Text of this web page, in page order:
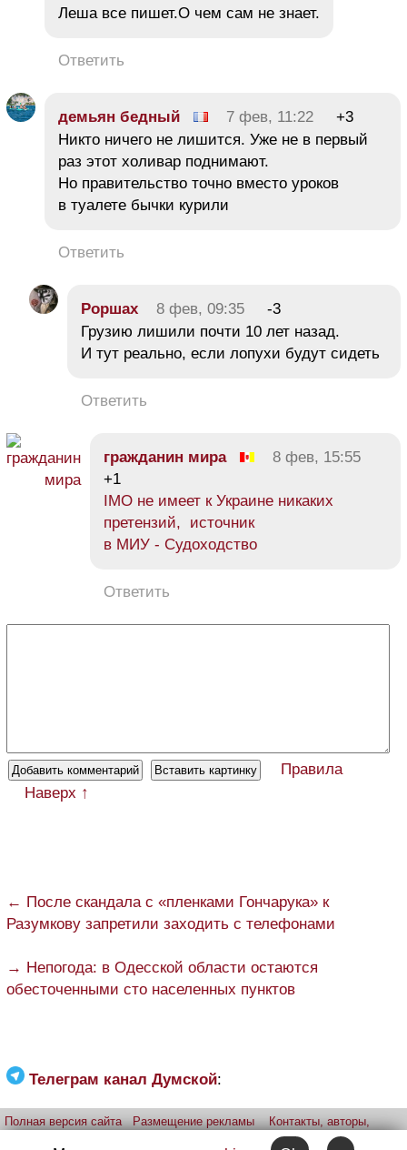
Леша все пишет.О чем сам не знает.
Ответить
демьян бедный 7 фев, 11:22
+3
Никто ничего не лишится. Уже не в первый
раз этот холивар поднимают.
Но правительство точно вместо уроков
в туалете бычки курили
Ответить
Роршах 8 фев, 09:35
-3
Грузию лишили почти 10 лет назад.
И тут реально, если лопухи будут сидеть
Ответить
гражданин мира
8 фев, 15:55
+1
IMO не имеет к Украине никаких
претензий, источник
в МИУ - Судоходство
Ответить
Правила
Наверх ↑
← После скандала с «пленками Гончарука» к
Разумкову запретили заходить с телефонами
→ Непогода: в Одесской области остаются
обесточенными сто населенных пунктов
Телеграм канал Думской:
Полная версия сайта Размещение рекламы
Контакты, авторы,
iPhone